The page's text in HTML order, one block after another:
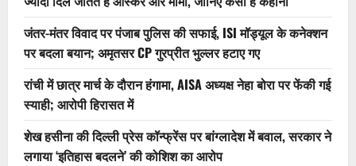
जंतर-मंतर विवाद पर पंजाब पुलिस की सफाई, ISI मॉड्यूल के कनेक्शन
पर बदला बयान; अमृतसर CP गुरप्रीत भुल्लर हटाए गए
रांची में छात्र मार्च के दौरान हंगामा, AISA अध्यक्ष नेहा बोरा पर फेंकी गई
स्याही; आरोपी हिरासत में
शेख हसीना की दिल्ली प्रेस कॉन्फ्रेंस पर बांग्लादेश में बवाल, सरकार ने
लगाया ‘इतिहास बदलने’ की कोशिश का आरोप